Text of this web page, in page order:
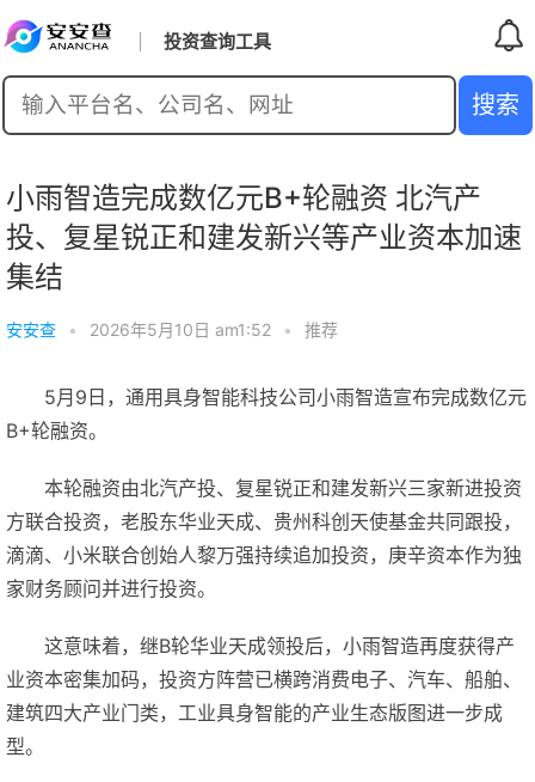
投资查询工具
小雨智造完成数亿元B+轮融资 北汽产
投、复星锐正和建发新兴等产业资本加速
集结
安安查 • 2026年5月10日 am1:52 • 推荐
5月9日，通用具身智能科技公司小雨智造宣布完成数亿元
B+轮融资。
本轮融资由北汽产投、复星锐正和建发新兴三家新进投资
方联合投资，老股东华业天成、贵州科创天使基金共同跟投，
滴滴、小米联合创始人黎万强持续追加投资，庚辛资本作为独
家财务顾问并进行投资。
这意味着，继B轮华业天成领投后，小雨智造再度获得产
业资本密集加码，投资方阵营已横跨消费电子、汽车、船舶、
建筑四大产业门类，工业具身智能的产业生态版图进一步成
型。